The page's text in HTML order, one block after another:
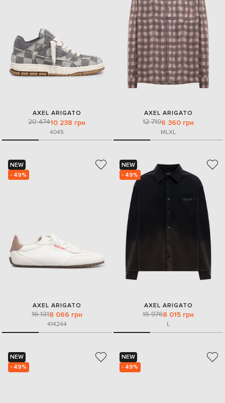
AXEL ARIGATO
20 47410 238 грн
4045
AXEL ARIGATO
12 7196 360 грн
MLXL
NEW
- 49%
AXEL ARIGATO
16 1318 066 грн
414244
NEW
- 49%
AXEL ARIGATO
15 9768 015 грн
L
NEW
- 49%
NEW
- 49%